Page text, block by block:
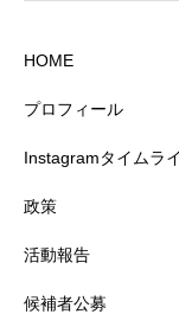
HOME
プロフィール
Instagramタイムラ
政策
活動報告
候補者公募